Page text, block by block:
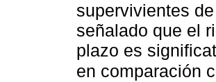
supervivientes
señalado que el
plazo es
en comparación